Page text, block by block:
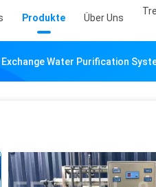
Produkte Über Uns
Exchange Water Purification